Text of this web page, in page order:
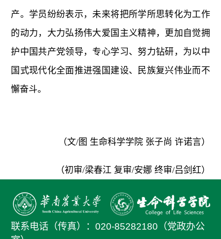
产。学员纷纷表示，未来将把所学所思转化为工作
的动力，大力弘扬伟大爱国主义精神，更加自觉拥
护中国共产党领导，专心学习、努力钻研，为以中
国式现代化全面推进强国建设、民族复兴伟业而不
懈奋斗。
（文/图 生命科学学院 张子尚 许诺言）
（初审/梁春江 复审/安娜 终审/吕剑红）
联系电话（传真）：020-85282180（党政办公